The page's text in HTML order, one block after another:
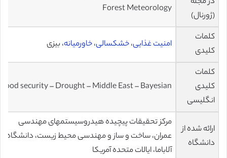
(ژورنال)
Forest Meteorology
کلمات
کلیدی
امنیت غذایی،خشکسالی،خاورمیانه، بیزی
کلمات
کلیدی
انگلیسی
Food security – Drought – Middle East – Bayesian
ارائه شده از
دانشگاه
مرکز تحقیقات پیچیده هیدروسیستمهای مهندسی
عمران، ساخت و ساز و مهندسی محیط زیست، دانشگاه
آلاباما، ایالات متحده آمریکا